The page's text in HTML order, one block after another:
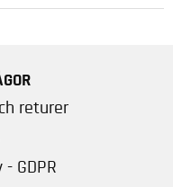
returer
GDPR